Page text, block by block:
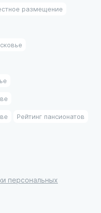
размещение
Рейтинг пансионатов
персональных